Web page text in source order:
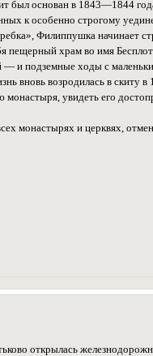
был основан в 1843—1844
к особенно строгому
Филиппушка начинает
пещерный храм во имя
— и подземные ходы с
вновь возродилась в скиту в
увидеть его
монастырях и церквях,
открылась